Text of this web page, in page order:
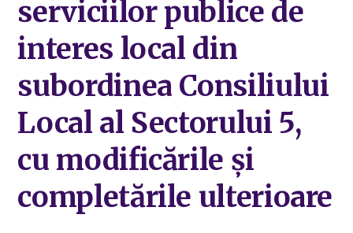
serviciilor publice de
interes local din
subordinea Consiliului
Local al Sectorului 5,
cu modificările și
completările ulterioare